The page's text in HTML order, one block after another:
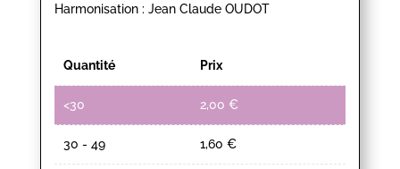
Harmonisation : Jean Claude OUDOT
Quantité Prix
<30 2,00 €
30 - 49 1,60 €